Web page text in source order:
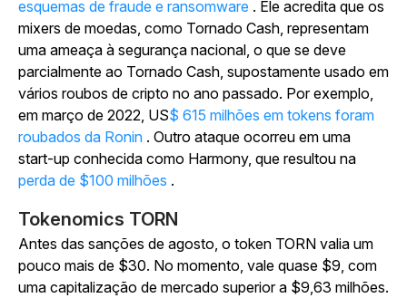
esquemas de fraude e ransomware . Ele acredita que os
mixers de moedas, como Tornado Cash, representam
uma ameaça à segurança nacional, o que se deve
parcialmente ao Tornado Cash, supostamente usado em
vários roubos de cripto no ano passado. Por exemplo,
em março de 2022, US$ 615 milhões em tokens foram
roubados da Ronin . Outro ataque ocorreu em uma
start-up conhecida como Harmony, que resultou na
perda de $100 milhões .
Tokenomics TORN
Antes das sanções de agosto, o token TORN valia um
pouco mais de $30. No momento, vale quase $9, com
uma capitalização de mercado superior a $9,63 milhões.